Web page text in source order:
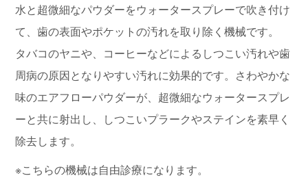
水と超微細なパウダーをウォータースプレーで吹き付け
て、歯の表面やポケットの汚れを取り除く機械です。
タバコのヤニや、コーヒーなどによるしつこい汚れや歯
周病の原因となりやすい汚れに効果的です。さわやかな
味のエアフローパウダーが、超微細なウォータースプレ
ーと共に射出し、しつこいプラークやステインを素早く
除去します。
※こちらの機械は自由診療になります。